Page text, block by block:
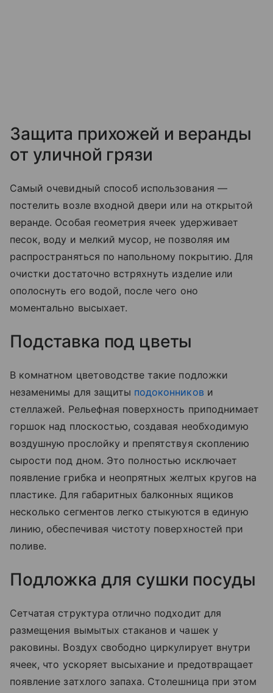
Защита прихожей и веранды
от уличной грязи
Самый очевидный способ использования —
постелить возле входной двери или на открытой
веранде. Особая геометрия ячеек удерживает
песок, воду и мелкий мусор, не позволяя им
распространяться по напольному покрытию. Для
очистки достаточно встряхнуть изделие или
ополоснуть его водой, после чего оно
моментально высыхает.
Подставка под цветы
В комнатном цветоводстве такие подложки
незаменимы для защиты подоконников и
стеллажей. Рельефная поверхность приподнимает
горшок над плоскостью, создавая необходимую
воздушную прослойку и препятствуя скоплению
сырости под дном. Это полностью исключает
появление грибка и неопрятных желтых кругов на
пластике. Для габаритных балконных ящиков
несколько сегментов легко стыкуются в единую
линию, обеспечивая чистоту поверхностей при
поливе.
Подложка для сушки посуды
Сетчатая структура отлично подходит для
размещения вымытых стаканов и чашек у
раковины. Воздух свободно циркулирует внутри
ячеек, что ускоряет высыхание и предотвращает
появление затхлого запаха. Столешница при этом